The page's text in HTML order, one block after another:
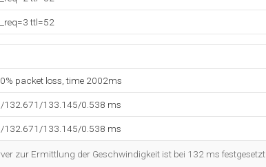
ttl=52
packet loss, time 2002ms
133.145/0.538 ms
133.145/0.538 ms
zur Ermittlung der Geschwindigkeit ist bei 132 ms festgesetzt.